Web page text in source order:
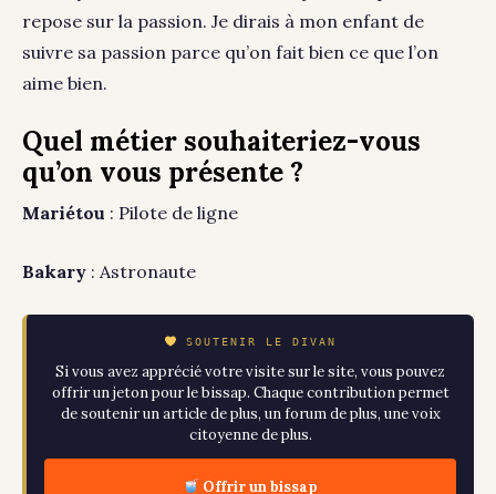
repose sur la passion. Je dirais à mon enfant de
suivre sa passion parce qu’on fait bien ce que l’on
aime bien.
Quel métier souhaiteriez-vous
qu’on vous présente ?
Mariétou : Pilote de ligne
Bakary : Astronaute
SOUTENIR LE DIVAN
Si vous avez apprécié votre visite sur le site, vous pouvez
offrir un jeton pour le bissap. Chaque contribution permet
de soutenir un article de plus, un forum de plus, une voix
citoyenne de plus.
Offrir un bissap